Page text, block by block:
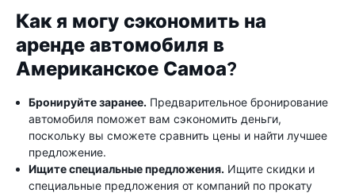
Как я могу сэкономить на
аренде автомобиля в
Американское Самоа?
Бронируйте заранее. Предварительное бронирование
автомобиля поможет вам сэкономить деньги,
поскольку вы сможете сравнить цены и найти лучшее
предложение.
Ищите специальные предложения. Ищите скидки и
специальные предложения от компаний по прокату